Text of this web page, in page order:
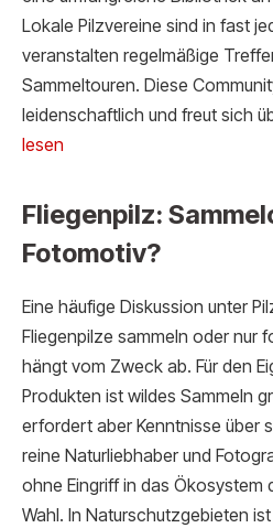
Lokale Pilzvereine sind in fast
veranstalten regelmäßige
Sammeltouren. Diese
leidenschaftlich und freut sich
lesen
Fliegenpilz:
Fotomotiv?
Eine häufige Diskussion unter
Fliegenpilze sammeln oder nur
hängt vom Zweck ab. Für den
Produkten ist wildes Sammeln
erfordert aber Kenntnisse über
reine Naturliebhaber und
ohne Eingriff in das Ökosystem
Wahl. In Naturschutzgebieten